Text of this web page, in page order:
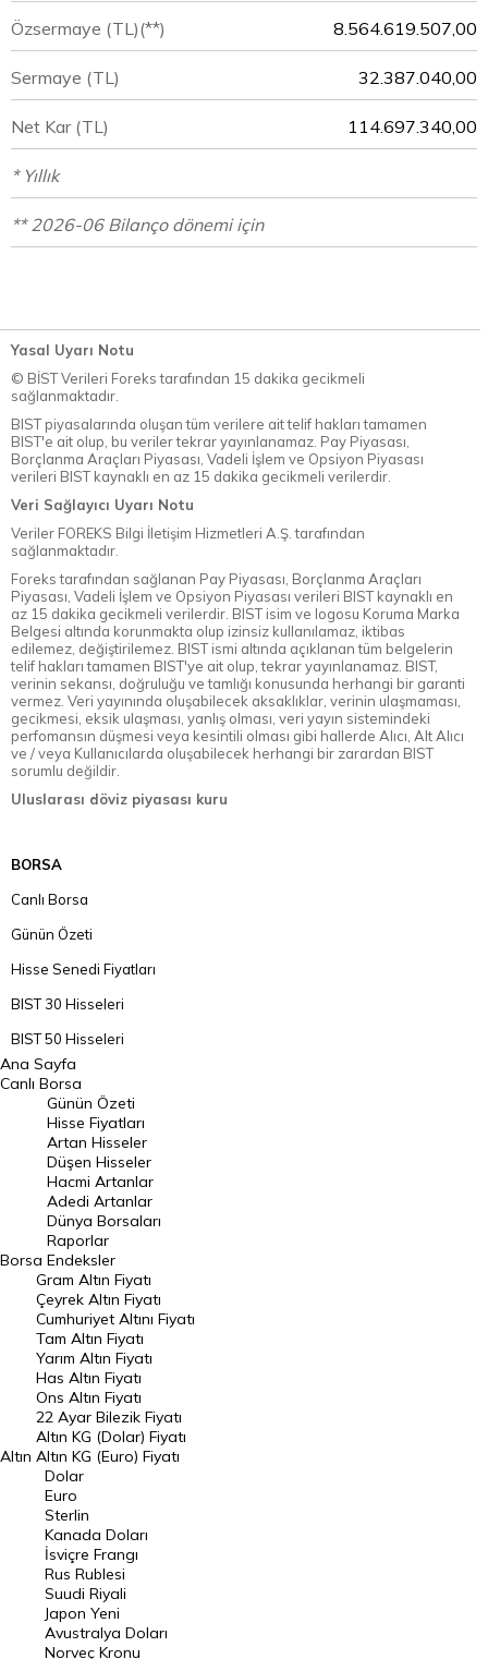
Özsermaye (TL)(**) 8.564.619.507,00
Sermaye (TL) 32.387.040,00
Net Kar (TL) 114.697.340,00
* Yıllık
** 2026-06 Bilanço dönemi için
Yasal Uyarı Notu
© BİST Verileri Foreks tarafından 15 dakika gecikmeli
sağlanmaktadır.
BIST piyasalarında oluşan tüm verilere ait telif hakları tamamen
BIST'e ait olup, bu veriler tekrar yayınlanamaz. Pay Piyasası,
Borçlanma Araçları Piyasası, Vadeli İşlem ve Opsiyon Piyasası
verileri BIST kaynaklı en az 15 dakika gecikmeli verilerdir.
Veri Sağlayıcı Uyarı Notu
Veriler FOREKS Bilgi İletişim Hizmetleri A.Ş. tarafından
sağlanmaktadır.
Foreks tarafından sağlanan Pay Piyasası, Borçlanma Araçları
Piyasası, Vadeli İşlem ve Opsiyon Piyasası verileri BIST kaynaklı en
az 15 dakika gecikmeli verilerdir. BIST isim ve logosu Koruma Marka
Belgesi altında korunmakta olup izinsiz kullanılamaz, iktibas
edilemez, değiştirilemez. BIST ismi altında açıklanan tüm belgelerin
telif hakları tamamen BIST'ye ait olup, tekrar yayınlanamaz. BIST,
verinin sekansı, doğruluğu ve tamlığı konusunda herhangi bir garanti
vermez. Veri yayınında oluşabilecek aksaklıklar, verinin ulaşmaması,
gecikmesi, eksik ulaşması, yanlış olması, veri yayın sistemindeki
perfomansın düşmesi veya kesintili olması gibi hallerde Alıcı, Alt Alıcı
ve / veya Kullanıcılarda oluşabilecek herhangi bir zarardan BIST
sorumlu değildir.
Uluslarası döviz piyasası kuru
BORSA
Canlı Borsa
Günün Özeti
Hisse Senedi Fiyatları
BIST 30 Hisseleri
BIST 50 Hisseleri
BIST 100 Hisseleri
En Çok Artan Hisseler
En Çok Düşen Hisseler
Hacmi Artanlar
Geçmiş Kapanışlar
Dünya Borsaları
Raporlar
Endeksler
DÖVİZ
Döviz Kuru
Dolar Kuru
Euro Kuru
Pound Kuru
Frank Kuru
Riyal Kuru
Avustralya Doları
Danimarka Kronu Kuru
Ana Sayfa
Canlı Borsa
Borsa
Günün Özeti
Hisse Fiyatları
Artan Hisseler
Düşen Hisseler
Hacmi Artanlar
Adedi Artanlar
Dünya Borsaları
Raporlar
Endeksler
Altın
Gram Altın Fiyatı
Çeyrek Altın Fiyatı
Cumhuriyet Altını Fiyatı
Tam Altın Fiyatı
Yarım Altın Fiyatı
Has Altın Fiyatı
Ons Altın Fiyatı
22 Ayar Bilezik Fiyatı
Altın KG (Dolar) Fiyatı
Altın KG (Euro) Fiyatı
Dolar
Euro
Sterlin
Kanada Doları
İsviçre Frangı
Rus Rublesi
Suudi Riyali
Japon Yeni
Avustralya Doları
Norveç Kronu